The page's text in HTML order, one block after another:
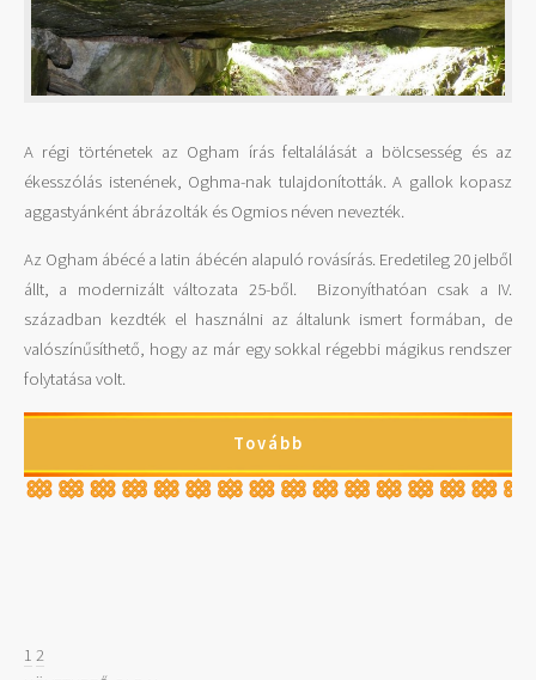
A régi történetek az Ogham írás feltalálását a bölcsesség és az
ékesszólás istenének, Oghma-nak tulajdonították. A gallok kopasz
aggastyánként ábrázolták és Ogmios néven nevezték.
Az Ogham ábécé a latin ábécén alapuló rovásírás. Eredetileg 20 jelből
állt, a modernizált változata 25-ből. Bizonyíthatóan csak a IV.
században kezdték el használni az általunk ismert formában, de
valószínűsíthető, hogy az már egy sokkal régebbi mágikus rendszer
folytatása volt.
Tovább
1 2